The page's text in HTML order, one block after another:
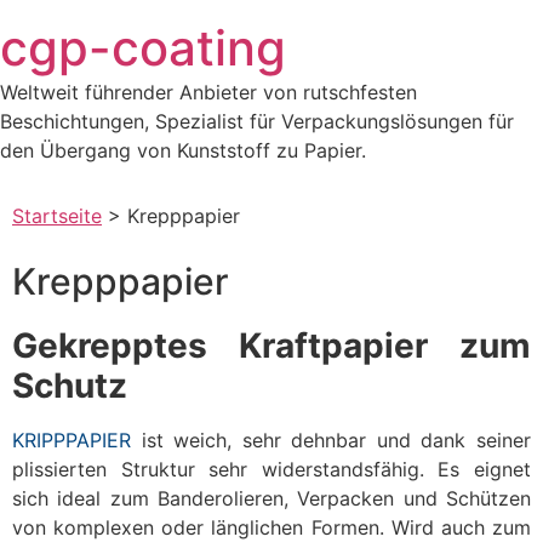
Inhalt
springen
cgp-coating
Weltweit führender Anbieter von rutschfesten
Beschichtungen, Spezialist für Verpackungslösungen für
den Übergang von Kunststoff zu Papier.
Startseite > Krepppapier
Krepppapier
Gekrepptes Kraftpapier zum
Schutz
KRIPPPAPIER ist weich, sehr dehnbar und dank seiner
plissierten Struktur sehr widerstandsfähig. Es eignet
sich ideal zum Banderolieren, Verpacken und Schützen
von komplexen oder länglichen Formen. Wird auch zum